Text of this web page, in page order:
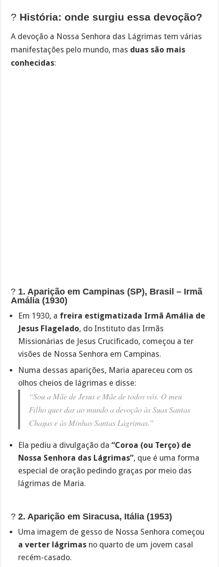
? História: onde surgiu essa devoção?
A devoção a Nossa Senhora das Lágrimas tem várias
manifestações pelo mundo, mas duas são mais
conhecidas:
?️ 1. Aparição em Campinas (SP), Brasil – Irmã
Amália (1930)
Em 1930, a freira estigmatizada Irmã Amália de
Jesus Flagelado, do Instituto das Irmãs
Missionárias de Jesus Crucificado, começou a ter
visões de Nossa Senhora em Campinas.
Numa dessas aparições, Maria apareceu com os
olhos cheios de lágrimas e disse:
“Sou a Mãe de Jesus e Mãe de todos vós. O meu
Filho quer dar ao mundo a devoção às Suas Santas
Chagas e às Minhas Santas Lágrimas.”
Ela pediu a divulgação da“Coroa (ou Terço) de
Nossa Senhora das Lágrimas”, que é uma forma
especial de oração pedindo graças por meio das
lágrimas de Maria.
?️2. Aparição em Siracusa, Itália (1953)
Uma imagem de gesso de Nossa Senhora começou
a verter lágrimas no quarto de um jovem casal
recém-casado.